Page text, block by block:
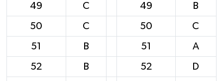
49 C 49 B
50 C 50 C
51 B 51 A
52 B 52 D